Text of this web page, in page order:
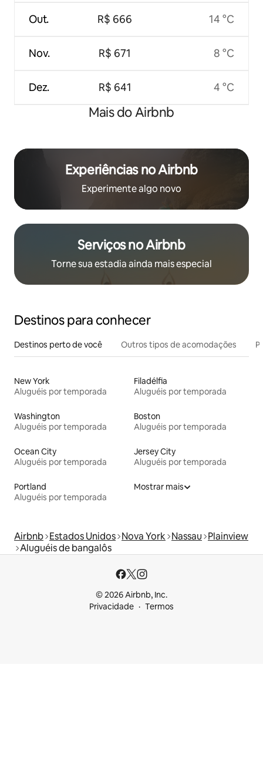
Out.
Nov.
Dez.
R$ 666
R$ 671
R$ 641
14 °C
8 °C
4 °C
Mais do Airbnb
Experiências no Airbnb
Experimente algo novo
Serviços no Airbnb
Torne sua estadia ainda mais especial
Destinos para conhecer
Destinos perto de você Outros tipos de acomodações
New York
Aluguéis por temporada
Filadélfia
Aluguéis por temporada
Washington
Aluguéis por temporada
Boston
Aluguéis por temporada
Ocean City
Aluguéis por temporada
Jersey City
Aluguéis por temporada
Portland
Aluguéis por temporada
Mostrar mais
Airbnb Estados Unidos Nova York Nassau Plainview
Aluguéis de bangalôs
© 2026 Airbnb, Inc.
Privacidade
Termos